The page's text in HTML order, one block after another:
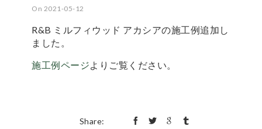
On 2021-05-12
R&B ミルフィウッド アカシアの施工例追加し
ました。
施工例ページ よりご覧ください。
Share: